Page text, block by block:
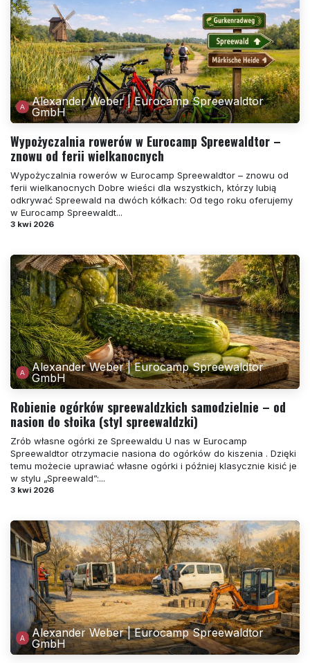
Alexander Weber | Eurocamp Spreewaldtor
GmbH
Wypożyczalnia rowerów w Eurocamp Spreewaldtor –
znowu od ferii wielkanocnych
Wypożyczalnia rowerów w Eurocamp Spreewaldtor – znowu od
ferii wielkanocnych Dobre wieści dla wszystkich, którzy lubią
odkrywać Spreewald na dwóch kółkach: Od tego roku oferujemy
w Eurocamp Spreewaldt...
3 kwi 2026
Alexander Weber | Eurocamp Spreewaldtor
GmbH
Robienie ogórków spreewaldzkich samodzielnie – od
nasion do słoika (styl spreewaldzki)
Zrób własne ogórki ze Spreewaldu U nas w Eurocamp
Spreewaldtor otrzymacie nasiona do ogórków do kiszenia . Dzięki
temu możecie uprawiać własne ogórki i później klasycznie kisić je
w stylu „Spreewald”:...
3 kwi 2026
Alexander Weber | Eurocamp Spreewaldtor
GmbH